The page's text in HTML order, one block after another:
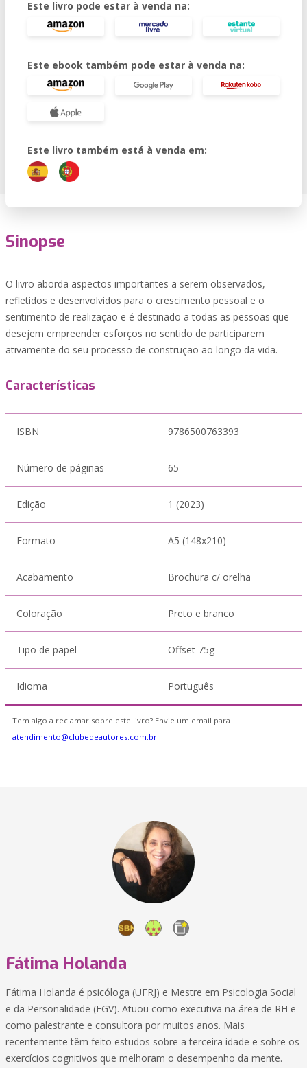
Este livro pode estar à venda na:
Este ebook também pode estar à venda na:
Este livro também está à venda em:
Sinopse
O livro aborda aspectos importantes a serem observados,
refletidos e desenvolvidos para o crescimento pessoal e o
sentimento de realização e é destinado a todas as pessoas que
desejem empreender esforços no sentido de participarem
ativamente do seu processo de construção ao longo da vida.
Características
ISBN 9786500763393
Número de páginas 65
Edição 1 (2023)
Formato A5 (148x210)
Acabamento Brochura c/ orelha
Coloração Preto e branco
Tipo de papel Offset 75g
Idioma Português
Tem algo a reclamar sobre este livro? Envie um email para
atendimento@clubedeautores.com.br
Fátima Holanda
Fátima Holanda é psicóloga (UFRJ) e Mestre em Psicologia Social
e da Personalidade (FGV). Atuou como executiva na área de RH e
como palestrante e consultora por muitos anos. Mais
recentemente têm feito estudos sobre a terceira idade e sobre os
exercícios cognitivos que melhoram o desempenho da mente.